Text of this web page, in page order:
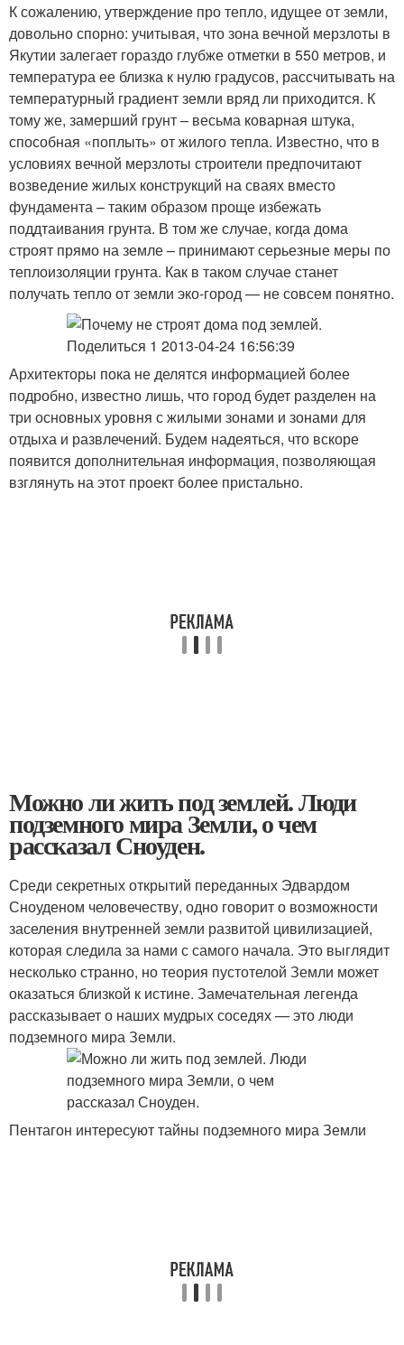
К сожалению, утверждение про тепло, идущее от земли,
довольно спорно: учитывая, что зона вечной мерзлоты в
Якутии залегает гораздо глубже отметки в 550 метров, и
температура ее близка к нулю градусов, рассчитывать на
температурный градиент земли вряд ли приходится. К
тому же, замерший грунт – весьма коварная штука,
способная «поплыть» от жилого тепла. Известно, что в
условиях вечной мерзлоты строители предпочитают
возведение жилых конструкций на сваях вместо
фундамента – таким образом проще избежать
поддтаивания грунта. В том же случае, когда дома
строят прямо на земле – принимают серьезные меры по
теплоизоляции грунта. Как в таком случае станет
получать тепло от земли эко-город — не совсем понятно.
Архитекторы пока не делятся информацией более
подробно, известно лишь, что город будет разделен на
три основных уровня с жилыми зонами и зонами для
отдыха и развлечений. Будем надеяться, что вскоре
появится дополнительная информация, позволяющая
взглянуть на этот проект более пристально.
Можно ли жить под землей. Люди
подземного мира Земли, о чем
рассказал Сноуден.
Среди секретных открытий переданных Эдвардом
Сноуденом человечеству, одно говорит о возможности
заселения внутренней земли развитой цивилизацией,
которая следила за нами с самого начала. Это выглядит
несколько странно, но теория пустотелой Земли может
оказаться близкой к истине. Замечательная легенда
рассказывает о наших мудрых соседях — это люди
подземного мира Земли.
Пентагон интересуют тайны подземного мира Земли